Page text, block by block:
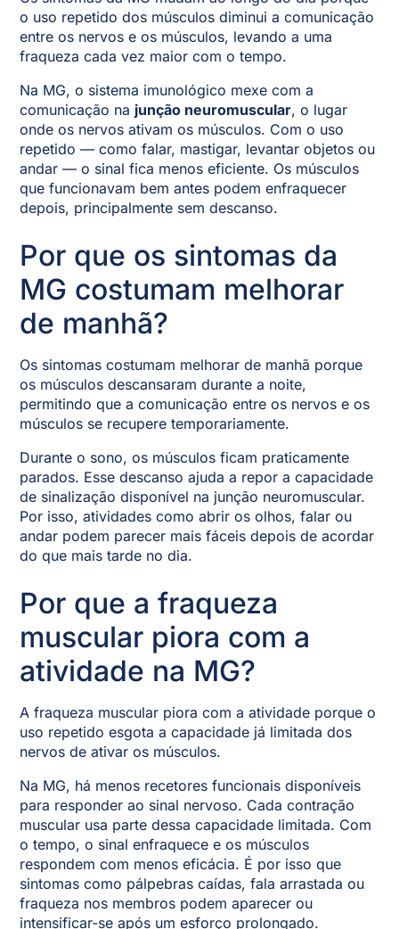
o uso repetido dos músculos diminui a comunicação
entre os nervos e os músculos, levando a uma
fraqueza cada vez maior com o tempo.
Na MG, o sistema imunológico mexe com a
comunicação na junção neuromuscular, o lugar
onde os nervos ativam os músculos. Com o uso
repetido — como falar, mastigar, levantar objetos ou
andar — o sinal fica menos eficiente. Os músculos
que funcionavam bem antes podem enfraquecer
depois, principalmente sem descanso.
Por que os sintomas da
MG costumam melhorar
de manhã?
Os sintomas costumam melhorar de manhã porque
os músculos descansaram durante a noite,
permitindo que a comunicação entre os nervos e os
músculos se recupere temporariamente.
Durante o sono, os músculos ficam praticamente
parados. Esse descanso ajuda a repor a capacidade
de sinalização disponível na junção neuromuscular.
Por isso, atividades como abrir os olhos, falar ou
andar podem parecer mais fáceis depois de acordar
do que mais tarde no dia.
Por que a fraqueza
muscular piora com a
atividade na MG?
A fraqueza muscular piora com a atividade porque o
uso repetido esgota a capacidade já limitada dos
nervos de ativar os músculos.
Na MG, há menos recetores funcionais disponíveis
para responder ao sinal nervoso. Cada contração
muscular usa parte dessa capacidade limitada. Com
o tempo, o sinal enfraquece e os músculos
respondem com menos eficácia. É por isso que
sintomas como pálpebras caídas, fala arrastada ou
fraqueza nos membros podem aparecer ou
intensificar-se após um esforço prolongado.